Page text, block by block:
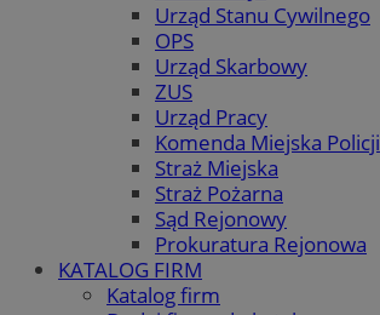
Urząd Stanu Cywilnego
OPS
Urząd Skarbowy
ZUS
Urząd Pracy
Komenda Miejska Policji
Straż Miejska
Straż Pożarna
Sąd Rejonowy
Prokuratura Rejonowa
KATALOG FIRM
Katalog firm